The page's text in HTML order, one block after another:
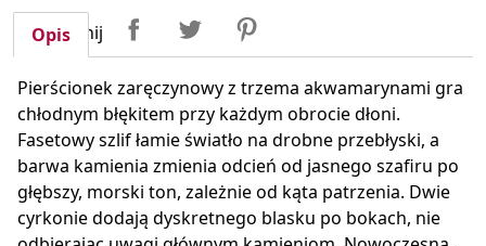
Udostępnij UdostępnijTweetuj
Opis
Pierścionek zaręczynowy z trzema akwamarynami gra
chłodnym błękitem przy każdym obrocie dłoni.
Fasetowy szlif łamie światło na drobne przebłyski, a
barwa kamienia zmienia odcień od jasnego szafiru po
głębszy, morski ton, zależnie od kąta patrzenia. Dwie
cyrkonie dodają dyskretnego blasku po bokach, nie